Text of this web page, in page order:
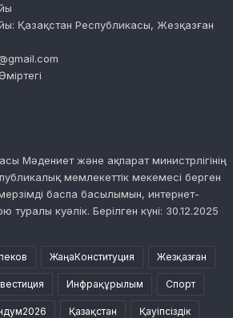
Қазақстан Республикасы, Жезқазған
Мәдениет және ақпарат министрлігінің
мемлекеттік мекемесі берген
баспа басылымын, интернет-
куәлік. Берілген күні: 30.12.2025
ЖаңаКонституция Жезқазған
Инфрақұрылым Спорт
Қазақстан Қауіпсіздік